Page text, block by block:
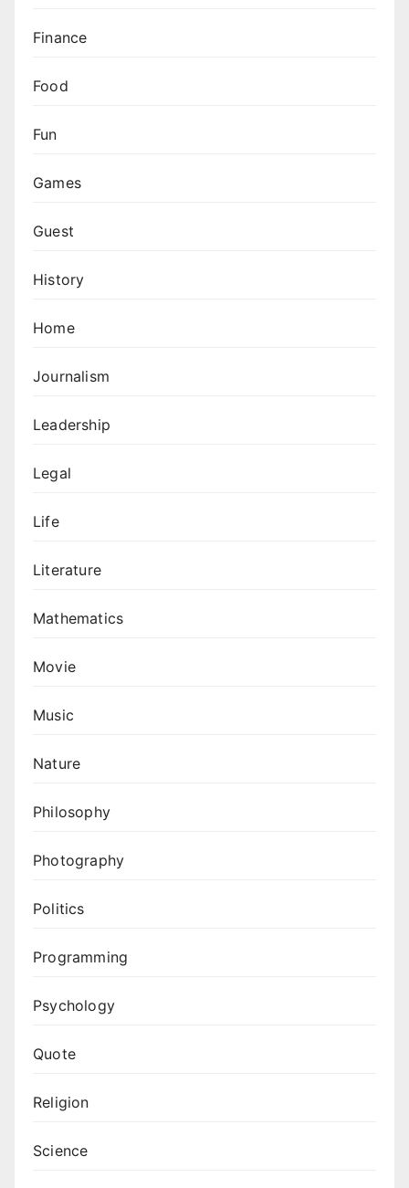
Finance
Food
Fun
Games
Guest
History
Home
Journalism
Leadership
Legal
Life
Literature
Mathematics
Movie
Music
Nature
Philosophy
Photography
Politics
Programming
Psychology
Quote
Religion
Science